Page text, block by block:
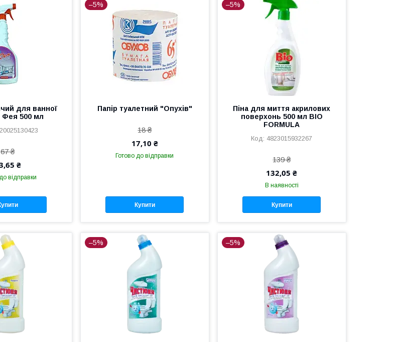
для ванної
Фея 500 мл
67 ₴
₴
відправки
–5%
Папір туалетний "Опухів"
18 ₴
17,10 ₴
Готово до відправки
Купити
–5%
Піна для миття акрилових
поверхонь 500 мл BIO
FORMULA
4823015932267
139 ₴
132,05 ₴
В наявності
Купити
–5% –5%